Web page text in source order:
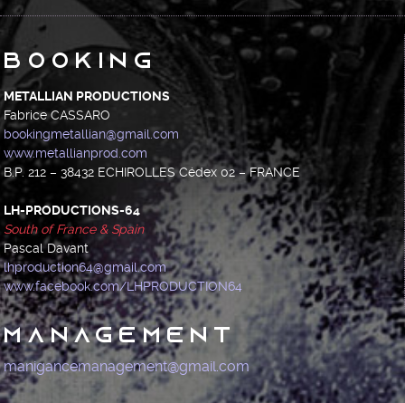
Booking
METALLIAN PRODUCTIONS
Fabrice CASSARO
bookingmetallian@gmail.com
www.metallianprod.com
B.P. 212 – 38432 ECHIROLLES Cédex 02 – FRANCE
LH-PRODUCTIONS-64
South of France & Spain
Pascal Davant
lhproduction64@gmail.com
www.facebook.com/LHPRODUCTION64
Management
manigancemanagement@gmail.com